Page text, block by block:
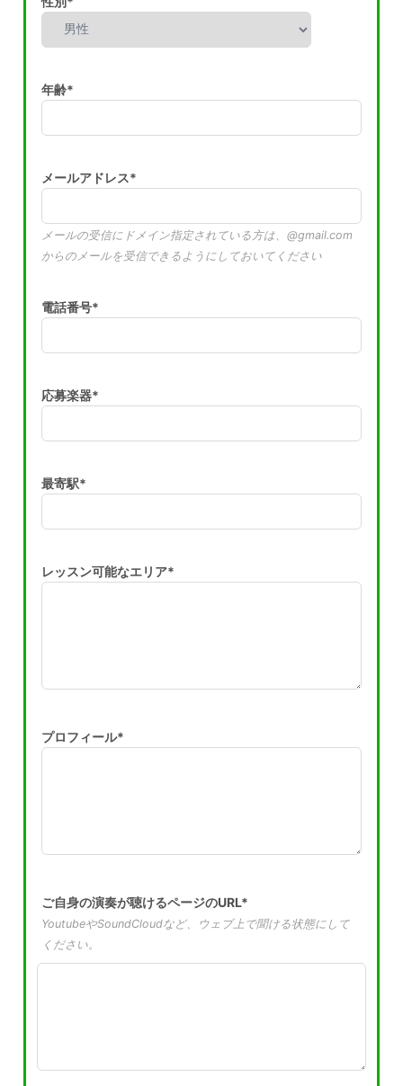
年齢*
メールアドレス*
メールの受信にドメイン指定されている方は、@gmail.com
からのメールを受信できるようにしておいてください
電話番号*
応募楽器*
最寄駅*
レッスン可能なエリア*
プロフィール*
ご自身の演奏が聴けるページのURL*
YoutubeやSoundCloudなど、ウェブ上で聞ける状態にして
ください。